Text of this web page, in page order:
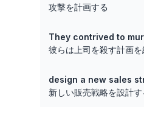
攻撃を計画する
They contrived to
彼らは上司を殺す計画を
design a new sales
新しい販売戦略を設計す